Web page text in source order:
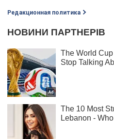
Редакционная политика